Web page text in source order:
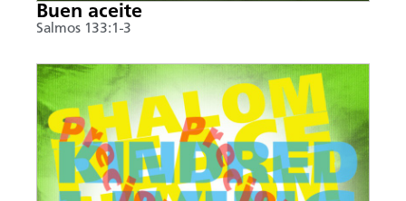
Buen aceite
Salmos 133:1-3